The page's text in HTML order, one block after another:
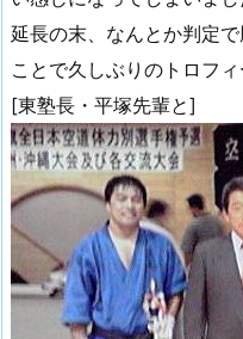
延長の末、なんとか判定
ことで久しぶりのトロフィ
[東塾長・平塚先輩と]